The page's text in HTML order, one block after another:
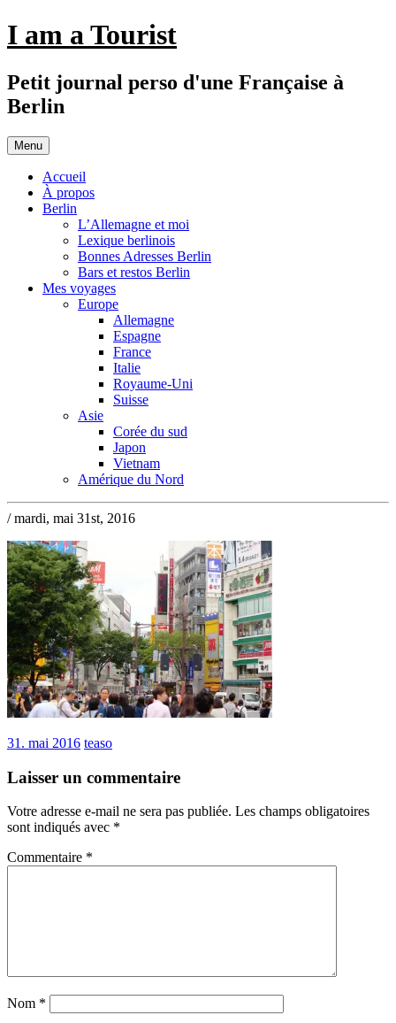
Aller
au
I am a Tourist
Petit journal perso d'une Française à
Berlin
Menu
Accueil
À propos
Berlin
L’Allemagne et moi
Lexique berlinois
Bonnes Adresses Berlin
Bars et restos Berlin
Mes voyages
Europe
Allemagne
Espagne
France
Italie
Royaume-Uni
Suisse
Asie
Corée du sud
Japon
Vietnam
Amérique du Nord
/ mardi, mai 31st, 2016
31. mai 2016 teaso
Laisser un commentaire
Votre adresse e-mail ne sera pas publiée. Les champs obligatoires
sont indiqués avec *
Commentaire *
Nom *